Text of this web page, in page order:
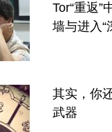
Tor“重返”
墙与进入“
其实，你
武器